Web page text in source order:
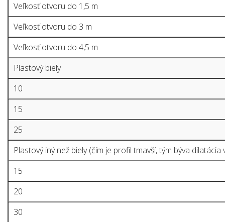
Veľkosť otvoru do 1,5 m
Veľkosť otvoru do 3 m
Veľkosť otvoru do 4,5 m
Plastový biely
10
15
25
Plastový iný než biely (čím je profil tmavší, tým býva dilatácia
15
20
30